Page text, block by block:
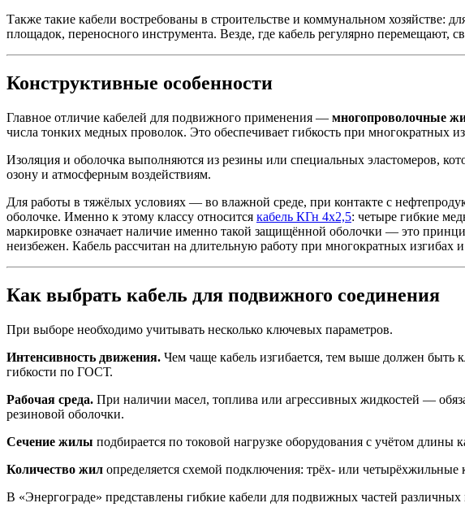
Также такие кабели востребованы в строительстве и коммунальном
площадок, переносного инструмента. Везде, где кабель регулярно
Конструктивные особенности
Главное отличие кабелей для подвижного применения — многопроволочные
числа тонких медных проволок. Это обеспечивает гибкость при многократных
Изоляция и оболочка выполняются из резины или специальных эластомеров,
озону и атмосферным воздействиям.
Для работы в тяжёлых условиях — во влажной среде, при контакте с
оболочке. Именно к этому классу относится кабель КГн 4х2,5: четыре гибкие
маркировке означает наличие именно такой защищённой оболочки — это
неизбежен. Кабель рассчитан на длительную работу при многократных изгибах
Как выбрать кабель для подвижного соединения
При выборе необходимо учитывать несколько ключевых параметров.
Интенсивность движения. Чем чаще кабель изгибается, тем выше должен быть
гибкости по ГОСТ.
Рабочая среда. При наличии масел, топлива или агрессивных жидкостей —
резиновой оболочки.
Сечение жилы подбирается по токовой нагрузке оборудования с учётом
Количество жил определяется схемой подключения: трёх- или
В «Энергограде» представлены гибкие кабели для подвижных частей